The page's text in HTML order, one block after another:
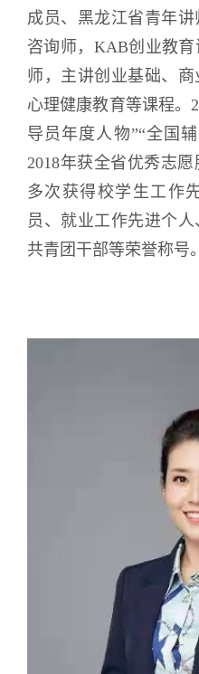
成员、黑龙江省青年讲
咨询师， KAB创业教
师，主讲创业基础、
心理健康教育等课程。
导员年度人物”“全国
2018年获全省优秀志愿
多次获得校学生工作
员、就业工作先进个
共青团干部等荣誉称号。